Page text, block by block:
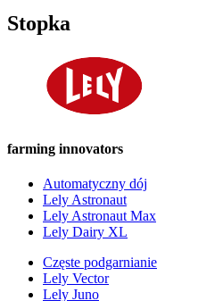
Stopka
farming innovators
Automatyczny dój
Lely Astronaut
Lely Astronaut Max
Lely Dairy XL
Częste podgarnianie
Lely Vector
Lely Juno